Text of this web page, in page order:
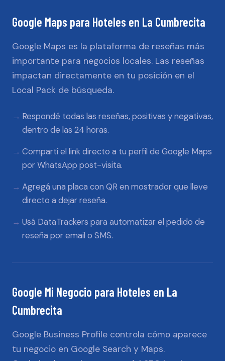
Google Maps para Hoteles en La Cumbrecita
Google Maps es la plataforma de reseñas más
importante para negocios locales. Las reseñas
impactan directamente en tu posición en el
Local Pack de búsqueda.
Respondé todas las reseñas, positivas y negativas,
dentro de las 24 horas.
Compartí el link directo a tu perfil de Google Maps
por WhatsApp post-visita.
Agregá una placa con QR en mostrador que lleve
directo a dejar reseña.
Usá DataTrackers para automatizar el pedido de
reseña por email o SMS.
Google Mi Negocio para Hoteles en La
Cumbrecita
Google Business Profile controla cómo aparece
tu negocio en Google Search y Maps.